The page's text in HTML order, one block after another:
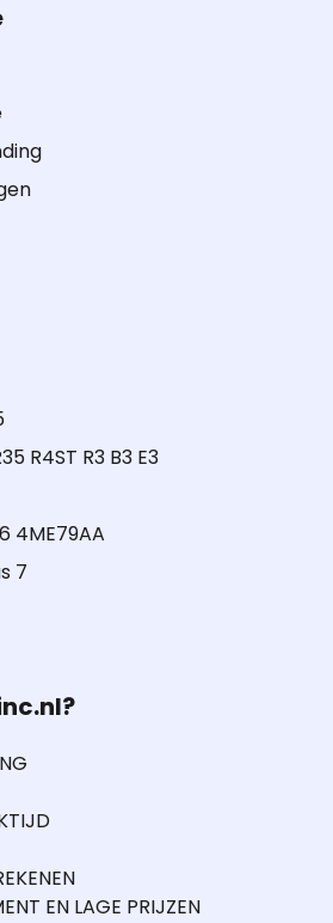
R4ST R3 B3 E3
4ME79AA
7
EN LAGE PRIJZEN